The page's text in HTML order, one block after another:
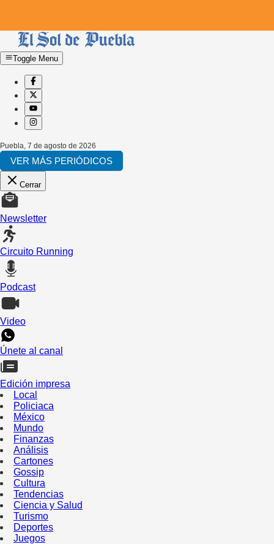
Toggle Menu
Puebla 7 de agosto de 2026
VER MÁS PERIÓDICOS
Cerrar
Newsletter
Circuito Running
Podcast
Video
Únete al canal
Edición impresa
Local
Policiaca
México
Mundo
Finanzas
Análisis
Cartones
Gossip
Cultura
Tendencias
Ciencia y Salud
Turismo
Deportes
Juegos